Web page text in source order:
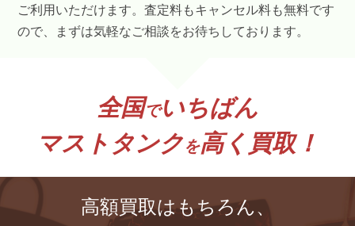
ご利用いただけます。査定料もキャンセル料も無料です
ので、まずは気軽なご相談をお待ちしております。
全国でいちばん
マストタンクを高く買取！
高額買取はもちろん、